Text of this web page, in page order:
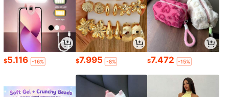
$5.116 -16% $7.995 -8% $7.472 -15%